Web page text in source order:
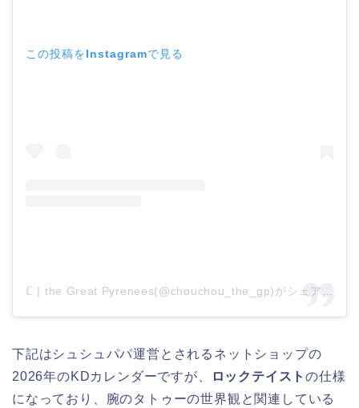
この投稿をInstagramで見る
下記はシュシュパパ運営とされるネットショップの
2026年のKDカレンダーですが、
ロックテイストの仕様
になっており、腕のタトゥーの世界観と関連している